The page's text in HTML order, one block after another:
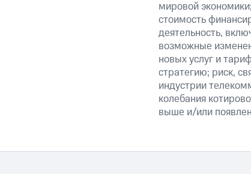
мировой
стоимость
деятельность,
возможные
новых услуг и
стратегию; риск,
индустрии
колебания
выше и/или